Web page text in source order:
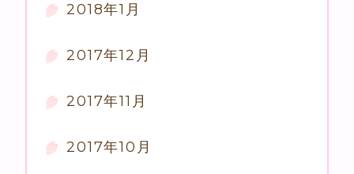
2018年1月
2017年12月
2017年11月
2017年10月